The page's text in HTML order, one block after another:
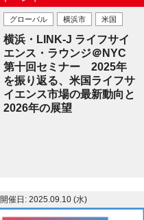
グローバル 横浜市 米国
横浜・LINK-J ライフサイ
エンス・ラウンジ＠NYC
第十回セミナー 2025年
を振り返る、米国ライフサ
イエンス市場の最新動向と
2026年の展望
開催日: 2025.09.10 (水)